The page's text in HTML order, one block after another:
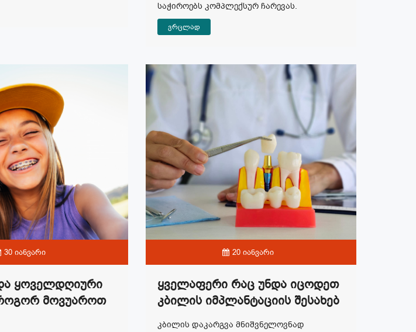
საჭიროებს კომპლექსურ ჩარევას.
ვრცლად
30 იანვარი
Ყოველდღიური
Მოვუაროთ
20 იანვარი
Ყველაფერი Რაც Უნდა Იცოდეთ
Კბილის Იმპლანტაციის Შესახებ
კბილის დაკარგვა მნიშვნელოვნად